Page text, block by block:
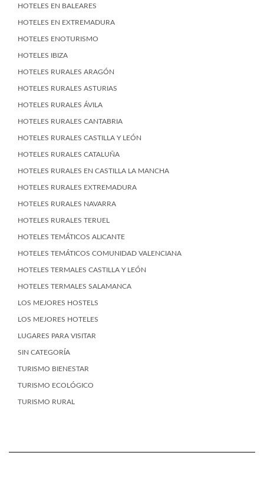
HOTELES EN BALEARES
HOTELES EN EXTREMADURA
HOTELES ENOTURISMO
HOTELES IBIZA
HOTELES RURALES ARAGÓN
HOTELES RURALES ASTURIAS
HOTELES RURALES ÁVILA
HOTELES RURALES CANTABRIA
HOTELES RURALES CASTILLA Y LEÓN
HOTELES RURALES CATALUÑA
HOTELES RURALES EN CASTILLA LA MANCHA
HOTELES RURALES EXTREMADURA
HOTELES RURALES NAVARRA
HOTELES RURALES TERUEL
HOTELES TEMÁTICOS ALICANTE
HOTELES TEMÁTICOS COMUNIDAD VALENCIANA
HOTELES TERMALES CASTILLA Y LEÓN
HOTELES TERMALES SALAMANCA
LOS MEJORES HOSTELS
LOS MEJORES HOTELES
LUGARES PARA VISITAR
SIN CATEGORÍA
TURISMO BIENESTAR
TURISMO ECOLÓGICO
TURISMO RURAL